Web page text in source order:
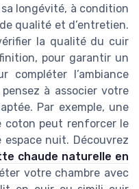
longévité, à condition
qualité et d’entretien.
la qualité du cuir
pour garantir un
compléter l’ambiance
à associer votre
Par exemple, une
coton peut renforcer le
nuit. Découvrez
chaude naturelle en
votre chambre avec